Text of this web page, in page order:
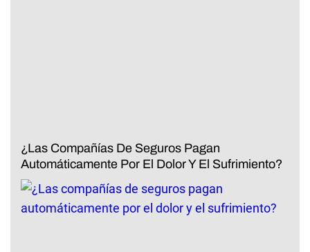
¿Las Compañías De Seguros Pagan
Automáticamente Por El Dolor Y El Sufrimiento?